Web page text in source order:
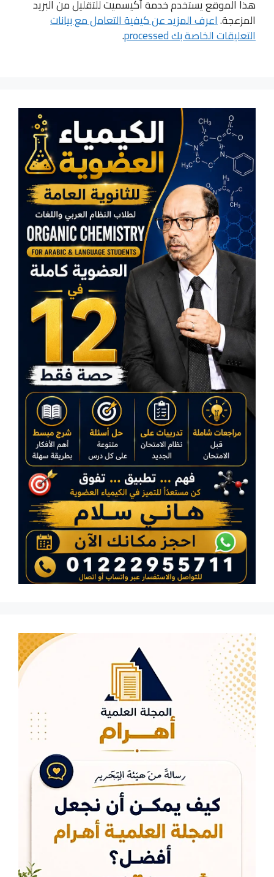
هذا الموقع يستخدم خدمة أكيسميت للتقليل من البريد
المزعجة.اعرف المزيد عن كيفية التعامل مع بيانات
التعليقات الخاصة بك processed .